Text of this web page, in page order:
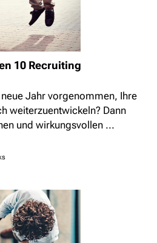
10 Recruiting
Jahr vorgenommen, Ihre
weiterzuentwickeln? Dann
und wirkungsvollen ...